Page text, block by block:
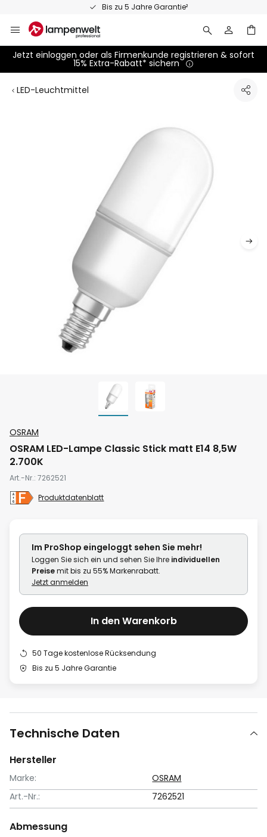
Bis zu 5 Jahre Garantie²
Inhalt
springen
Jetzt einloggen oder als Firmenkunde registrieren & sofort
15% Extra-Rabatt* sichern
LED-Leuchtmittel
Anfang
der
springen
OSRAM
OSRAM LED-Lampe Classic Stick matt E14 8,5W
2.700K
Art.-Nr. 7262521
Produktdatenblatt
Im ProShop eingeloggt sehen Sie mehr!
Loggen Sie sich ein und sehen Sie Ihre individuellen
Preisemit bis zu 55% Markenrabatt.
Jetzt anmelden
In den Warenkorb
50 Tage kostenlose Rücksendung
Bis zu 5 Jahre Garantie
Technische Daten
Hersteller
Marke:
OSRAM
Art.-Nr.:
7262521
Abmessung